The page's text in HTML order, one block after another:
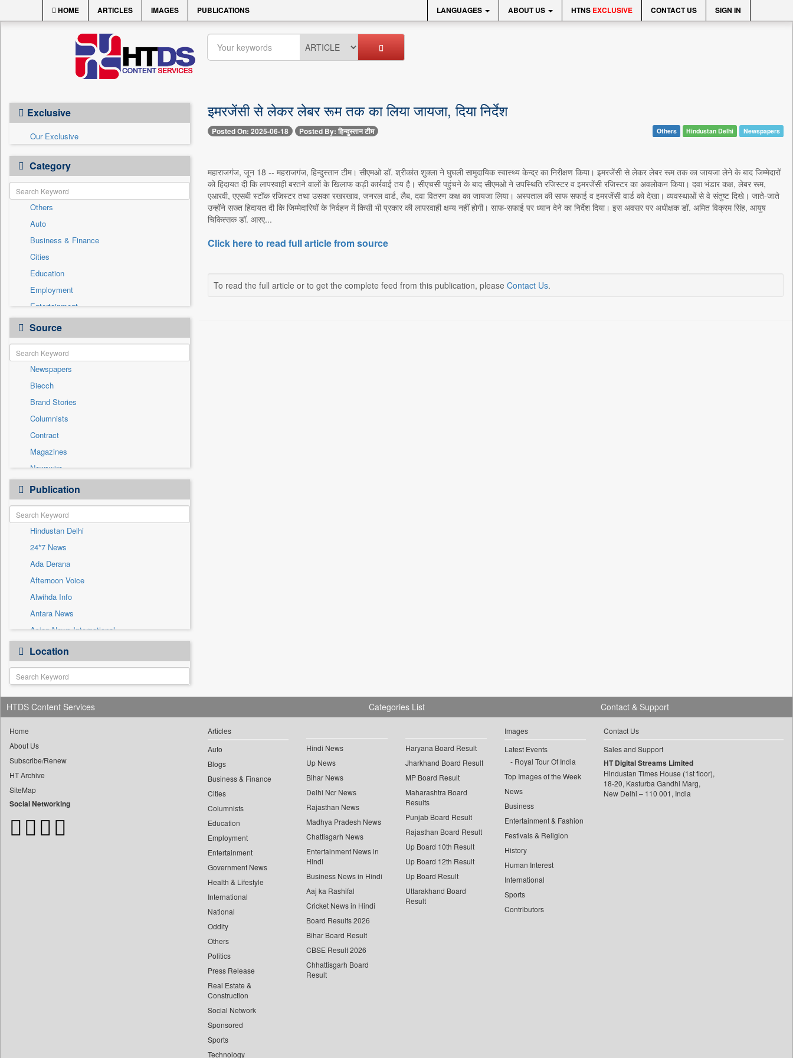
HOME ARTICLES IMAGES PUBLICATIONS LANGUAGES ABOUT US HTNS EXCLUSIVE CONTACT US SIGN IN
Exclusive
Our Exclusive
Category
Others
Auto
Business & Finance
Cities
Education
Employment
Entertainment
General News
Government News
Health & Lifestyle
International
National
Politics
Press Release
Real Estate & Construction
Sports
Technology
Travel
Source
Newspapers
Biecch
Brand Stories
Columnists
Contract
Magazines
Newswire
Online News
Patentwipo
Press Release
Sec
Solicitation
Publication
Hindustan Delhi
24*7 News
Ada Derana
Afternoon Voice
Alwihda Info
Antara News
Asian News International
Astro Devam
Australian Government News
Autox
Bis Research
Bana Africa Gossips
Bang Gaming
Bang Showbiz
Bang Tech
Bangladesh Business News
Location
इमरजेंसी से लेकर लेबर रूम तक का लिया जायजा, दिया निर्देश
Posted On: 2025-06-18 Posted By: हिन्दुस्तान टीम Others Hindustan Delhi Newspapers
महाराजगंज, जून 18 -- महराजगंज, हिन्दुस्तान टीम। सीएमओ डॉ. श्रीकांत शुक्ला ने घुघली सामुदायिक स्वास्थ्य केन्द्र का निरीक्षण किया। इमरजेंसी से लेकर लेबर रूम तक का जायजा लेने के बाद जिम्मेदारों
को हिदायत दी कि लापरवाही बरतने वालों के खिलाफ कड़ी कार्रवाई तय है। सीएचसी पहुंचने के बाद सीएमओ ने उपस्थिति रजिस्टर व इमरजेंसी रजिस्टर का अवलोकन किया। दवा भंडार कक्ष, लेबर रूम,
एआरवी, एएसबी स्टॉक रजिस्टर तथा उसका रखरखाव, जनरल वार्ड, लैब, दवा वितरण कक्ष का जायजा लिया। अस्पताल की साफ सफाई व इमरजेंसी वार्ड को देखा। व्यवस्थाओं से वे संतुष्ट दिखे। जाते-जाते
उन्होंने सख्त हिदायत दी कि जिम्मेदारियों के निर्वहन में किसी भी प्रकार की लापरवाही क्षम्य नहीं होगी। साफ-सफाई पर ध्यान देने का निर्देश दिया। इस अवसर पर अधीक्षक डॉ. अमित विक्रम सिंह, आयुष
चिकित्सक डॉ. आरए...
Click here to read full article from source
To read the full article or to get the complete feed from this publication, please Contact Us.
HTDS Content Services
Home
About Us
Subscribe/Renew
HT Archive
SiteMap
Social Networking
Categories List
Articles
Auto
Blogs
Business & Finance
Cities
Columnists
Education
Employment
Entertainment
Government News
Health & Lifestyle
International
National
Oddity
Others
Politics
Press Release
Real Estate &
Construction
Social Network
Sponsored
Sports
Technology
Hindi News
Up News
Bihar News
Delhi Ncr News
Rajasthan News
Madhya Pradesh News
Chattisgarh News
Entertainment News in
Hindi
Business News in Hindi
Aaj ka Rashifal
Cricket News in Hindi
Board Results 2026
Bihar Board Result
CBSE Result 2026
Chhattisgarh Board
Result
Haryana Board Result
Jharkhand Board Result
MP Board Result
Maharashtra Board
Results
Punjab Board Result
Rajasthan Board Result
Up Board 10th Result
Up Board 12th Result
Up Board Result
Uttarakhand Board
Result
Images
Latest Events
Royal Tour Of India
Top Images of the Week
News
Business
Entertainment & Fashion
Festivals & Religion
History
Human Interest
International
Sports
Contributors
Contact & Support
Contact Us
Sales and Support
HT Digital Streams Limited
Hindustan Times House (1st floor),
18-20, Kasturba Gandhi Marg,
New Delhi – 110 001, India